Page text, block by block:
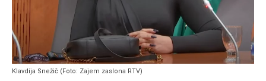
Klavdija Snežič (Foto: Zajem zaslona RTV)